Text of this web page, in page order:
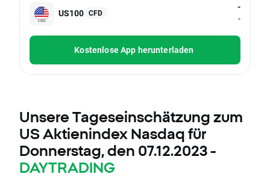
US100 CFD
-
-
Kostenlose App herunterladen
Unsere Tageseinschätzung zum
US Aktienindex Nasdaq für
Donnerstag, den 07.12.2023 -
DAYTRADING